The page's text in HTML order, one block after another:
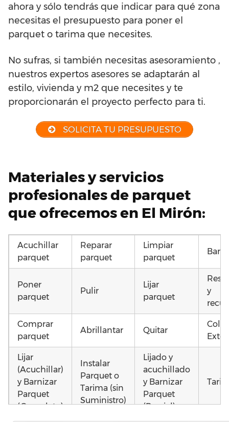
ahora y sólo tendrás que indicar para qué zona
necesitas el presupuesto para poner el
parquet o tarima que necesites.
No sufras, si también necesitas asesoramiento ,
nuestros expertos asesores se adaptarán al
estilo, vivienda y m2 que necesites y te
proporcionarán el proyecto perfecto para ti.
SOLICITA TU PRESUPUESTO
Materiales y servicios
profesionales de parquet
que ofrecemos en El Mirón:
Acuchillar
parquet
Reparar
parquet
Limpiar
parquet
Poner
parquet
Pulir
Lijar
parquet
y
Comprar
parquet
Abrillantar Quitar
Lijar
(Acuchillar)
y Barnizar
Parquet
(Completo)
Instalar
Parquet o
Tarima (sin
Suministro)
Lijado y
acuchillado
y Barnizar
Parquet
(Parcial)